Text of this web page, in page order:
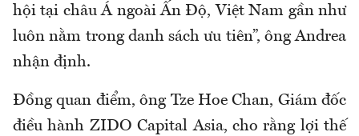
hội tại châu Á ngoài Ấn Độ, Việt Nam gần như
luôn nằm trong danh sách ưu tiên”, ông Andrea
nhận định.
Đồng quan điểm, ông Tze Hoe Chan, Giám đốc
điều hành ZIDO Capital Asia, cho rằng lợi thế